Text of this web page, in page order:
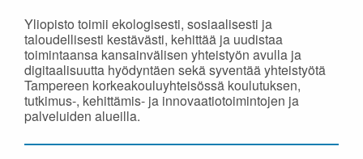
Yliopisto toimii ekologisesti, sosiaalisesti ja
taloudellisesti kestävästi, kehittää ja uudistaa
toimintaansa kansainvälisen yhteistyön avulla ja
digitaalisuutta hyödyntäen sekä syventää yhteistyötä
Tampereen korkeakouluyhteisössä koulutuksen,
tutkimus-, kehittämis- ja innovaatiotoimintojen ja
palveluiden alueilla.